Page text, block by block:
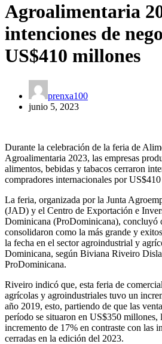
Agroalimentaria
intenciones de
US$410 millones
prenxa100
junio 5, 2023
Durante la celebración de la feria de
Agroalimentaria 2023, las empresas
alimentos, bebidas y tabacos cerraron
compradores internacionales por
La feria, organizada por la Junta
(JAD) y el Centro de Exportación e
Dominicana (ProDominicana), concluyó
consolidaron como la más grande y
la fecha en el sector agroindustrial y
Dominicana, según Biviana Riveiro
ProDominicana.
Riveiro indicó que, esta feria de
agrícolas y agroindustriales tuvo un
año 2019, esto, partiendo de que las
período se situaron en US$350 millones,
incremento de 17% en contraste con las
cerradas en la edición del 2023.